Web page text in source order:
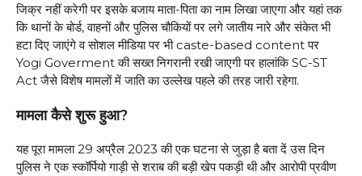
जिक्र नहीं करेगी पर इसके बजाय माता-पिता का नाम लिखा जाएगा और यहां तक
कि थानों के बोर्ड, वाहनों और पुलिस चौकियों पर लगे जातीय नारे और संकेत भी
हटा दिए जाएंगे व सोशल मीडिया पर भी caste-based content पर
Yogi Goverment की सख्त निगरानी रखी जाएगी पर हालांकि SC-ST
Act जैसे विशेष मामलों में जाति का उल्लेख पहले की तरह जारी रहेगा.
मामला कैसे शुरू हुआ?
यह पूरा मामला 29 अप्रैल 2023 की एक घटना से जुड़ा है बता दें उस दिन
पुलिस ने एक स्कॉर्पियो गाड़ी से शराब की बड़ी खेप पकड़ी थी और आरोपी प्रवीण